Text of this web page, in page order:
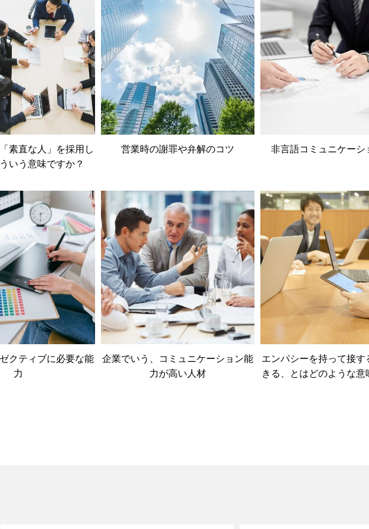
素直な人」を採用し
いう意味ですか？
営業時の謝罪や弁解のコツ 非言語コミュニケーシ
クティブに必要な能
力
企業でいう、コミュニケーション能
力が高い人材
エンパシーを持って接す
きる、とはどのような意